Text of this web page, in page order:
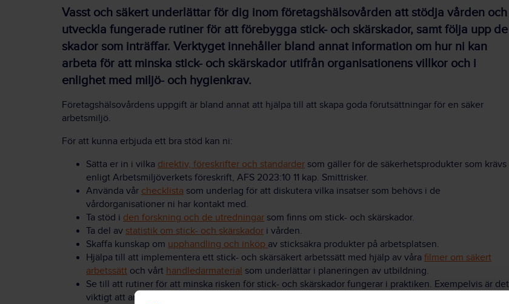
Vasst och säkert underlättar för dig inom företagshälsovården att stödja vården och
utveckla fungerade rutiner för att förebygga stick- och skärskador, samt följa upp de
skador som inträffar. Verktyget innehåller bland annat information om hur ni kan
arbeta för att minska stick- och skärskador utifrån organisationens villkor och i
enlighet med miljö- och hygienkrav.
Företagshälsovårdens uppgift är bland annat att hjälpa till att skapa goda förutsättningar för en säker
arbetsmiljö.
För att kunna erbjuda ett bra stöd kan ni:
Sätta er in i vilka direktiv, föreskrifter och standarder som gäller för de säkerhetsprodukter som krävs
enligt Arbetsmiljöverkets föreskrift, AFS 2023:10 11 kap. Smittrisker.
Använda vår checklista som underlag för att diskutera vilka insatser som behövs i de
vårdorganisationer ni har kontakt med.
Ta stöd i den forskning och de utredningar som finns om stick- och skärskador.
Ta del av statistik om stick- och skärskador i vården.
Skaffa kunskap om upphandling och inköp av sticksäkra produkter på arbetsplatsen.
Hjälpa till att implementera ett stick- och skärsäkert arbetssätt med hjälp av våra filmer om säkert
arbetssätt och vårt handledarmaterial som underlättar i planeringen av utbildning.
Se till att rutiner för att minska risken för stick- och skärskador fungerar i praktiken. Exempelvis är det
viktigt att anmäla skadan till Arbetsmiljöverket. I Vasst och säkert finns råd kring hur